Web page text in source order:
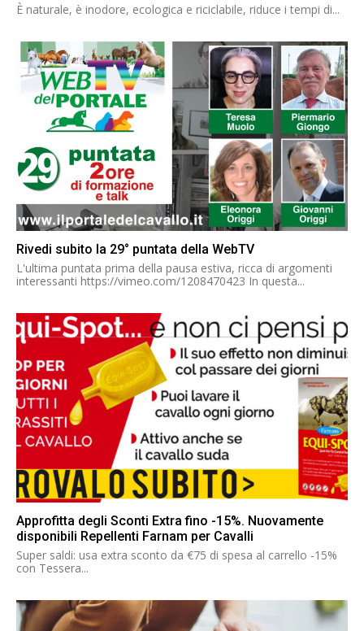
È naturale, è inodore, ecologica e riciclabile, riduce i tempi di...
Rivedi subito la 29° puntata della WebTV
L'ultima puntata prima della pausa estiva, ricca di argomenti
interessanti https://vimeo.com/1208470423 In questa...
Approfitta degli Sconti Extra fino -15%. Nuovamente
disponibili Repellenti Farnam per Cavalli
Super saldi: usa extra sconto da €75 di spesa al carrello -15%
con Tessera...